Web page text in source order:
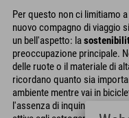
Per questo non ci limitiamo
nuovo compagno di viaggio
un bell'aspetto: la
preoccupazione principale.
delle ruote o il materiale di
ricordano quanto sia
ambiente mentre vai in
l'assenza di inquinanti nocivi